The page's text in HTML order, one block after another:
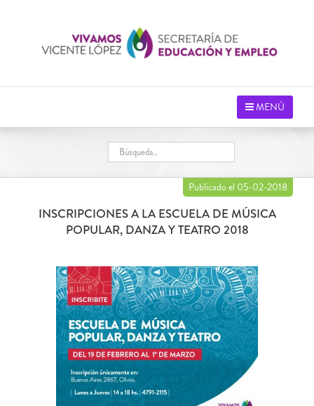
MENÚ
Publicado el 05-02-2018
INSCRIPCIONES A LA ESCUELA DE MÚSICA
POPULAR, DANZA Y TEATRO 2018